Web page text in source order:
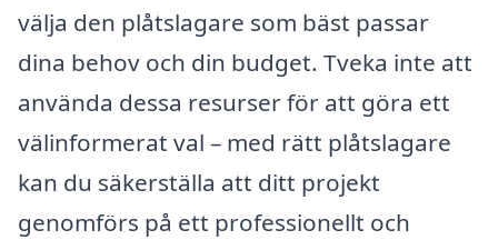
välja den plåtslagare som bäst passar
dina behov och din budget. Tveka inte att
använda dessa resurser för att göra ett
välinformerat val – med rätt plåtslagare
kan du säkerställa att ditt projekt
genomförs på ett professionellt och